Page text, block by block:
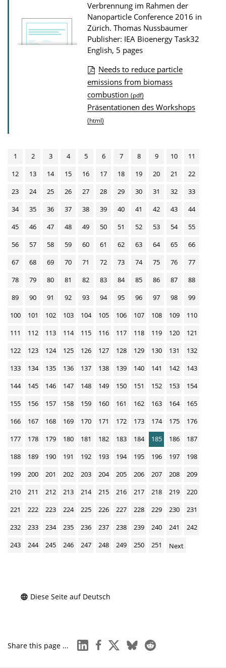
D
o
w
n
l
o
a
d
s
Verbrennung im Rahmen der
Nanoparticle Conference 2016 in
Zürich. Thomas Nussbaumer
Publisher: IEA Bioenergy Task32
English, 5 pages
P
u
b
l
i
o
n
w
n
l
d
s
Needs to reduce particle
emissions from biomass
combustion (pdf)
Präsentationen des Workshops
(html)
1 2 3 4 5 6 7 8 9 10
11
12
13 14 15 16 17 18 19 20 21
22
23
24 25 26 27 28 29 30 31 32
33
34
35 36 37 38 39 40 41 42 43
44
45
46 47 48 49 50 51 52 53 54
55
56
57 58 59 60 61 62 63 64 65
66
67
68 69 70 71 72 73 74 75 76
77
78
79 80 81 82 83 84 85 86 87
88
89
90 91 92 93 94 95 96 97 98
99
100
101 102 103 104 105 106 107 108 109
110
111
112 113 114 115 116 117 118 119 120
121
122
123 124 125 126 127 128 129 130 131
132
133
134 135 136 137 138 139 140 141 142
143
144
145 146 147 148 149 150 151 152 153
154
155
156 157 158 159 160 161 162 163 164
165
166
167 168 169 170 171 172 173 174 175
176
177
178 179 180 181 182 183 184 185 186
187
188
189 190 191 192 193 194 195 196 197
198
199
200 201 202 203 204 205 206 207 208
209
210
211 212 213 214 215 216 217 218 219
220
221
222 223 224 225 226 227 228 229 230
231
232
233 234 235 236 237 238 239 240 241
242
243
244 245 246 247 248 249 250 251 Next
Diese Seite auf Deutsch
Share this page ... linkedinfacebook
x blueskyreddit